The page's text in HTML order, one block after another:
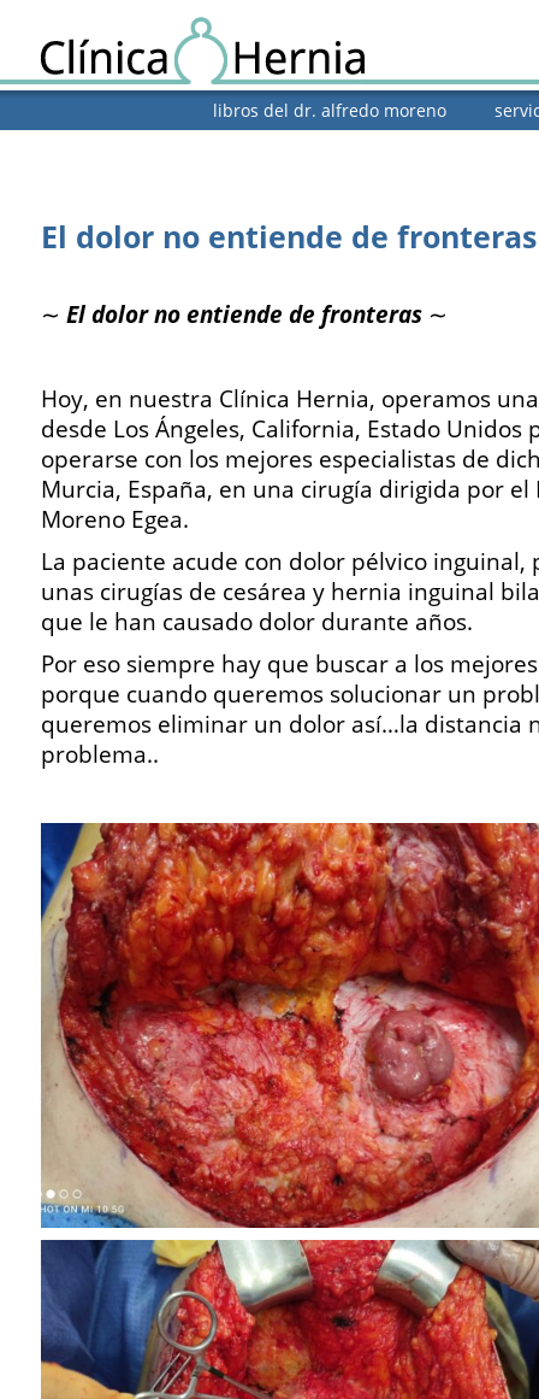
libros del dr. alfredo moreno
El dolor no entiende de fronteras
∼ El dolor no entiende de fronteras ∼
Hoy, en nuestra Clínica Hernia, operamos
desde Los Ángeles, California, Estado Unidos
operarse con los mejores especialistas de
Murcia, España, en una cirugía dirigida por el
Moreno Egea.
La paciente acude con dolor pélvico inguinal,
unas cirugías de cesárea y hernia inguinal
que le han causado dolor durante años.
Por eso siempre hay que buscar a los
porque cuando queremos solucionar un
queremos eliminar un dolor así…la distancia
problema..